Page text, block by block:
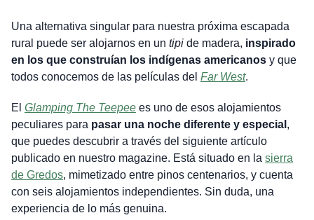
Una alternativa singular para nuestra próxima escapada
rural puede ser alojarnos en un tipide madera, inspirado
en los que construían los indígenas americanosy que
todos conocemos de las películas del Far West.
El Glamping The Teepeees uno de esos alojamientos
peculiares para pasar una noche diferente y especial ,
que puedes descubrir a través del siguiente artículo
publicado en nuestro magazine. Está situado en la sierra
de Gredos, mimetizado entre pinos centenarios, y cuenta
con seis alojamientos independientes. Sin duda, una
experiencia de lo más genuina.